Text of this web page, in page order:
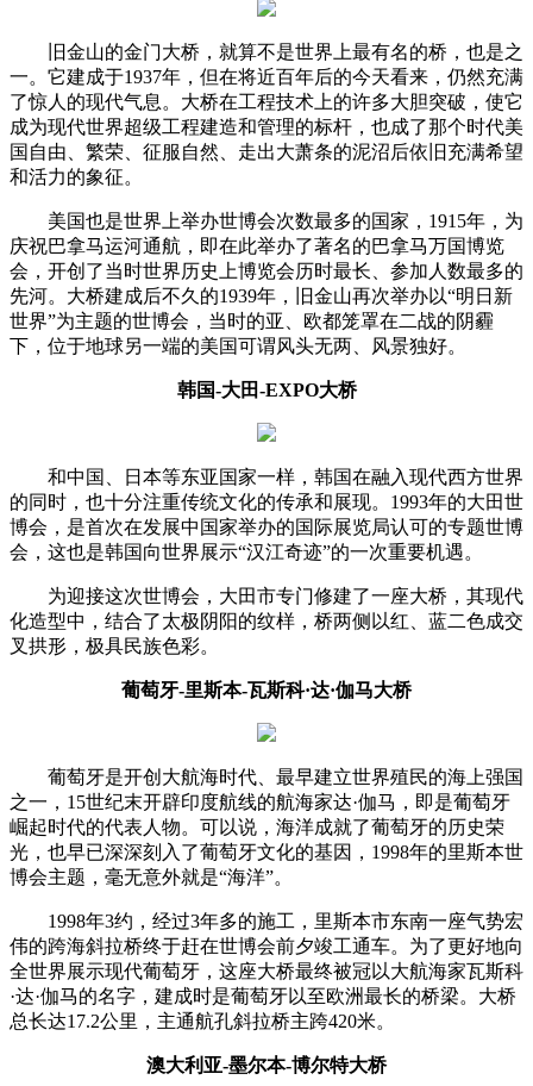
旧金山的金门大桥，就算不是世界上最有名的桥，也是之
一。它建成于1937年，但在将近百年后的今天看来，仍然充满
了惊人的现代气息。大桥在工程技术上的许多大胆突破，使它
成为现代世界超级工程建造和管理的标杆，也成了那个时代美
国自由、繁荣、征服自然、走出大萧条的泥沼后依旧充满希望
和活力的象征。
美国也是世界上举办世博会次数最多的国家，1915年，为
庆祝巴拿马运河通航，即在此举办了著名的巴拿马万国博览
会，开创了当时世界历史上博览会历时最长、参加人数最多的
先河。大桥建成后不久的1939年，旧金山再次举办以“明日新
世界”为主题的世博会，当时的亚、欧都笼罩在二战的阴霾
下，位于地球另一端的美国可谓风头无两、风景独好。
韩国-大田-EXPO大桥
和中国、日本等东亚国家一样，韩国在融入现代西方世界
的同时，也十分注重传统文化的传承和展现。1993年的大田世
博会，是首次在发展中国家举办的国际展览局认可的专题世博
会，这也是韩国向世界展示“汉江奇迹”的一次重要机遇。
为迎接这次世博会，大田市专门修建了一座大桥，其现代
化造型中，结合了太极阴阳的纹样，桥两侧以红、蓝二色成交
叉拱形，极具民族色彩。
葡萄牙-里斯本-瓦斯科·达·伽马大桥
葡萄牙是开创大航海时代、最早建立世界殖民的海上强国
之一，15世纪末开辟印度航线的航海家达·伽马，即是葡萄牙
崛起时代的代表人物。可以说，海洋成就了葡萄牙的历史荣
光，也早已深深刻入了葡萄牙文化的基因，1998年的里斯本世
博会主题，毫无意外就是“海洋”。
1998年3约，经过3年多的施工，里斯本市东南一座气势宏
伟的跨海斜拉桥终于赶在世博会前夕竣工通车。为了更好地向
全世界展示现代葡萄牙，这座大桥最终被冠以大航海家瓦斯科
·达·伽马的名字，建成时是葡萄牙以至欧洲最长的桥梁。大桥
总长达17.2公里，主通航孔斜拉桥主跨420米。
澳大利亚-墨尔本-博尔特大桥